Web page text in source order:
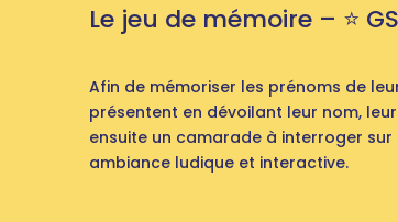
Le jeu de mémoire – ⭐️
Afin de mémoriser les prénoms de
présentent en dévoilant leur nom,
ensuite un camarade à interroger
ambiance ludique et interactive.